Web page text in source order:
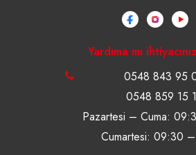
Yardıma mı
0548 843 95
0548 859 15
Pazartesi – Cuma:
Cumartesi: 09:30